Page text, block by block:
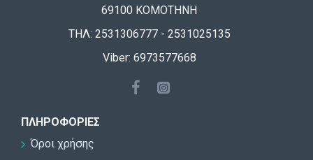
69100 ΚΟΜΟΤΗΝΗ
ΤΗΛ: 2531306777 - 2531025135
Viber: 6973577668
ΠΛΗΡΟΦΟΡΊΕΣ
Όροι χρήσης